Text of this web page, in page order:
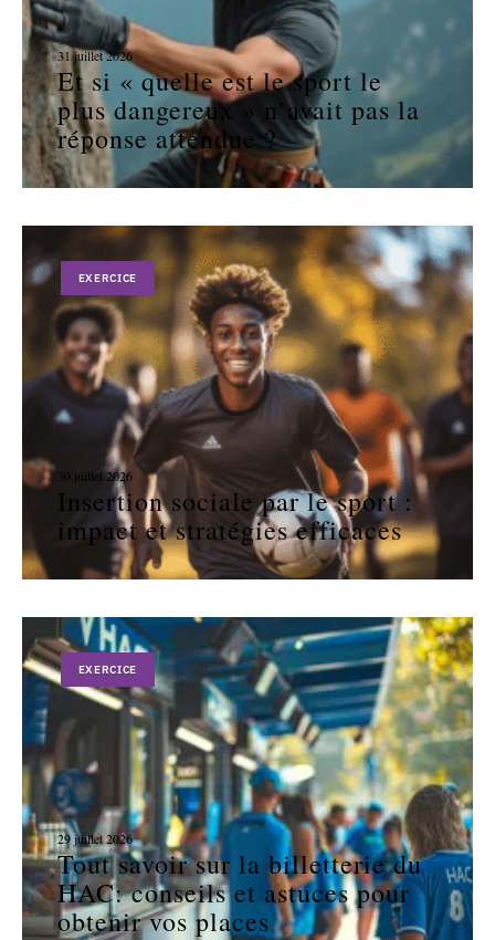
31 juillet 2026
Et si « quelle est le sport le
plus dangereux » n’avait pas la
réponse attendue ?
EXERCICE
30 juillet 2026
Insertion sociale par le sport :
impact et stratégies efficaces
EXERCICE
29 juillet 2026
Tout savoir sur la billetterie du
HAC: conseils et astuces pour
obtenir vos places